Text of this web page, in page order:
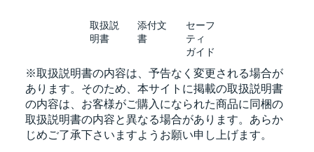
取扱説
明書
添付文
書
セーフ
ティ
ガイド
※取扱説明書の内容は、予告なく変更される場合が
あります。そのため、本サイトに掲載の取扱説明書
の内容は、お客様がご購入になられた商品に同梱の
取扱説明書の内容と異なる場合があります。あらか
じめご了承下さいますようお願い申し上げます。